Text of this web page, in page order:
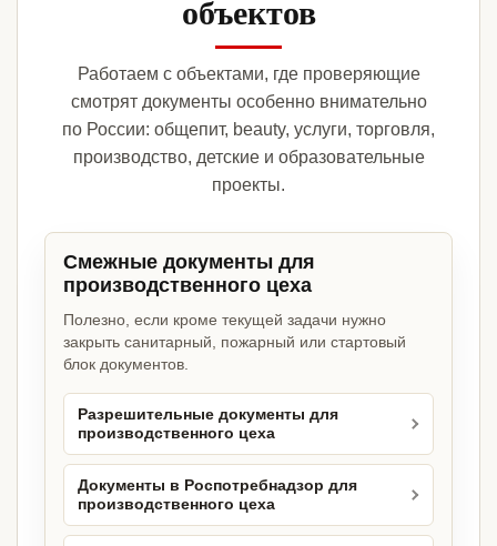
объектов
Работаем с объектами, где проверяющие
смотрят документы особенно внимательно
по России: общепит, beauty, услуги, торговля,
производство, детские и образовательные
проекты.
Смежные документы для
производственного цеха
Полезно, если кроме текущей задачи нужно
закрыть санитарный, пожарный или стартовый
блок документов.
Разрешительные документы для
производственного цеха
Документы в Роспотребнадзор для
производственного цеха